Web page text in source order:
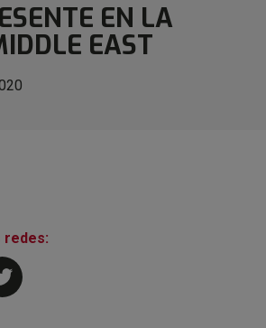
EN LA
EAST
redes: